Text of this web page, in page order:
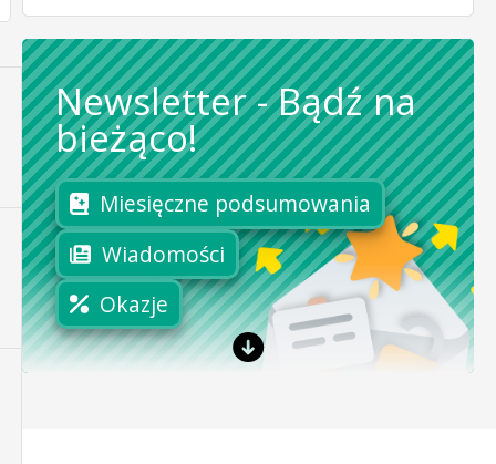
Newsletter -Bądź na
bieżąco!
Miesięczne podsumowania
Wiadomości
Okazje